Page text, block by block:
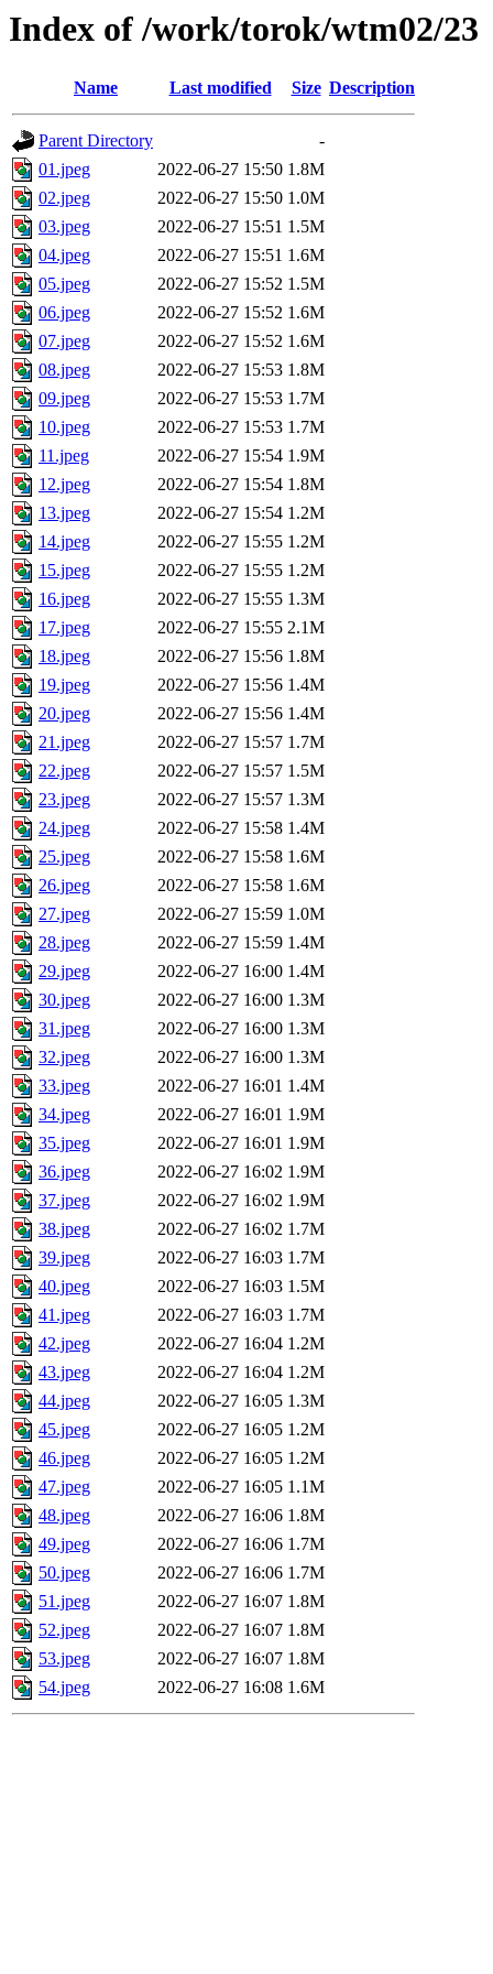
Index of /work/torok/wtm02/23
Name Last modified Size Description
Parent Directory
-
01.jpeg
2022-06-27 15:50 1.8M
02.jpeg
2022-06-27 15:50 1.0M
03.jpeg
2022-06-27 15:51 1.5M
04.jpeg
2022-06-27 15:51 1.6M
05.jpeg
2022-06-27 15:52 1.5M
06.jpeg
2022-06-27 15:52 1.6M
07.jpeg
2022-06-27 15:52 1.6M
08.jpeg
2022-06-27 15:53 1.8M
09.jpeg
2022-06-27 15:53 1.7M
10.jpeg
2022-06-27 15:53 1.7M
11.jpeg
2022-06-27 15:54 1.9M
12.jpeg
2022-06-27 15:54 1.8M
13.jpeg
2022-06-27 15:54 1.2M
14.jpeg
2022-06-27 15:55 1.2M
15.jpeg
2022-06-27 15:55 1.2M
16.jpeg
2022-06-27 15:55 1.3M
17.jpeg
2022-06-27 15:55 2.1M
18.jpeg
2022-06-27 15:56 1.8M
19.jpeg
2022-06-27 15:56 1.4M
20.jpeg
2022-06-27 15:56 1.4M
21.jpeg
2022-06-27 15:57 1.7M
22.jpeg
2022-06-27 15:57 1.5M
23.jpeg
2022-06-27 15:57 1.3M
24.jpeg
2022-06-27 15:58 1.4M
25.jpeg
2022-06-27 15:58 1.6M
26.jpeg
2022-06-27 15:58 1.6M
27.jpeg
2022-06-27 15:59 1.0M
28.jpeg
2022-06-27 15:59 1.4M
29.jpeg
2022-06-27 16:00 1.4M
30.jpeg
2022-06-27 16:00 1.3M
31.jpeg
2022-06-27 16:00 1.3M
32.jpeg
2022-06-27 16:00 1.3M
33.jpeg
2022-06-27 16:01 1.4M
34.jpeg
2022-06-27 16:01 1.9M
35.jpeg
2022-06-27 16:01 1.9M
36.jpeg
2022-06-27 16:02 1.9M
37.jpeg
2022-06-27 16:02 1.9M
38.jpeg
2022-06-27 16:02 1.7M
39.jpeg
2022-06-27 16:03 1.7M
40.jpeg
2022-06-27 16:03 1.5M
41.jpeg
2022-06-27 16:03 1.7M
42.jpeg
2022-06-27 16:04 1.2M
43.jpeg
2022-06-27 16:04 1.2M
44.jpeg
2022-06-27 16:05 1.3M
45.jpeg
2022-06-27 16:05 1.2M
46.jpeg
2022-06-27 16:05 1.2M
47.jpeg
2022-06-27 16:05 1.1M
48.jpeg
2022-06-27 16:06 1.8M
49.jpeg
2022-06-27 16:06 1.7M
50.jpeg
2022-06-27 16:06 1.7M
51.jpeg
2022-06-27 16:07 1.8M
52.jpeg
2022-06-27 16:07 1.8M
53.jpeg
2022-06-27 16:07 1.8M
54.jpeg
2022-06-27 16:08 1.6M